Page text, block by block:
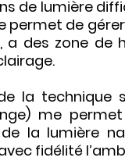
de lumière
permet de
a des zone de
la technique
me
la lumière
fidélité